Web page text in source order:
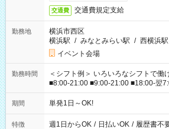
交通費 交通費規定支給
勤務地
横浜市西区
横浜駅 / みなとみらい駅 / 西横浜駅
イベント会場
勤務時間
＜シフト例＞ いろいろなシフトで働
■8:00-21:00 ■9:00-21:00 ■18:00-翌
期間 単発1日～OK!
特徴 週1日からOK / 日払いOK / 履歴書不